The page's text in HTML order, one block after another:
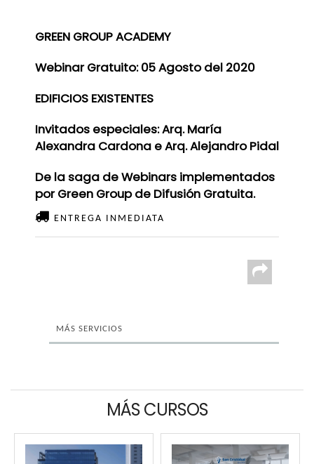
GREEN GROUP ACADEMY
Webinar Gratuito: 05 Agosto del 2020
EDIFICIOS EXISTENTES
Invitados especiales: Arq. María
Alexandra Cardona e Arq. Alejandro Pidal
De la saga de Webinars implementados
por Green Group de Difusión Gratuita.
ENTREGA INMEDIATA
MÁS SERVICIOS
MÁS CURSOS